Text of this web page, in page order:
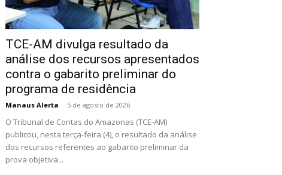
TCE-AM divulga resultado da
análise dos recursos apresentados
contra o gabarito preliminar do
programa de residência
Manaus Alerta - 5 de agosto de 2026
O Tribunal de Contas do Amazonas (TCE-AM)
publicou, nesta terça-feira (4), o resultado da análise
dos recursos referentes ao gabarito preliminar da
prova objetiva...